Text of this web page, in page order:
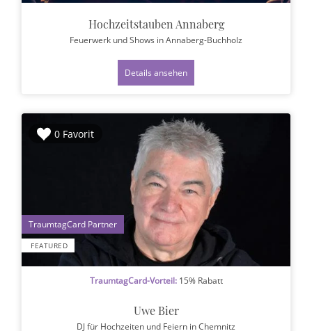
Hochzeitstauben Annaberg
Feuerwerk und Shows in Annaberg-Buchholz
Details ansehen
0 Favorit
FEATURED
TraumtagCard-Vorteil:15% Rabatt
Uwe Bier
DJ für Hochzeiten und Feiern in Chemnitz